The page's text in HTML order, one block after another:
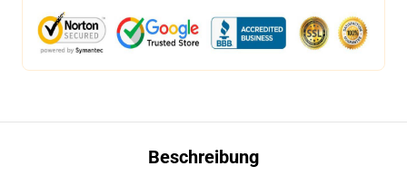
Beschreibung